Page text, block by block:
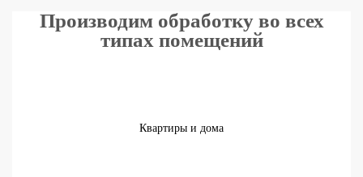
Производим обработку во всех
типах помещений
Квартиры и дома